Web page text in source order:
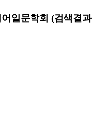
일문학회 (검색결과